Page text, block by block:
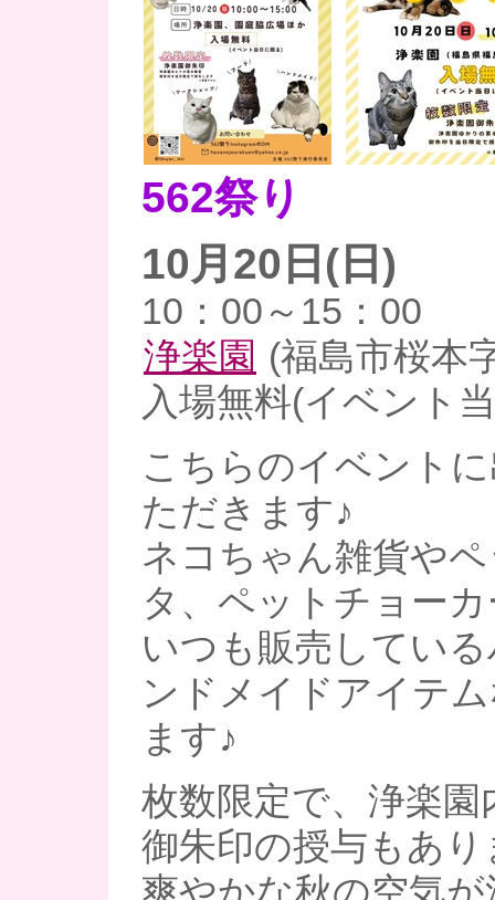
562祭り
10月20日(日)
10：00～15：00
浄楽園 (福島市桜本
入場無料(イベント
こちらのイベント
ただきます♪
ネコちゃん雑貨や
タ、ペットチョー
いつも販売してい
ンドメイドアイテ
ます♪
枚数限定で、浄楽園
御朱印の授与もあり